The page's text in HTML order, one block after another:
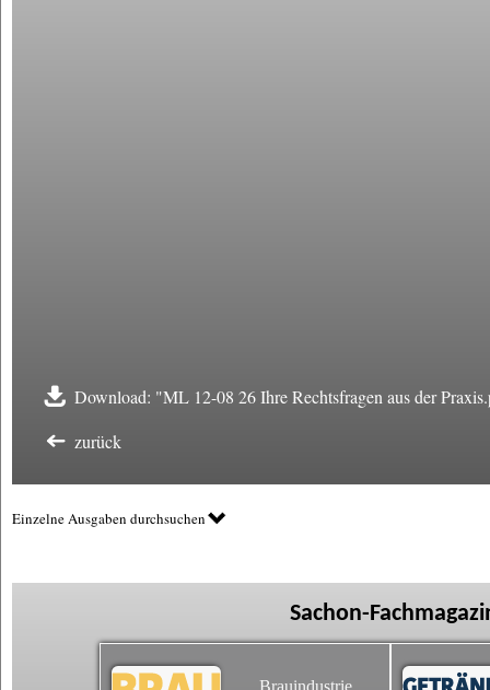
Download: "ML 12-08 26 Ihre Rechtsfragen aus der
zurück
Einzelne Ausgaben durchsuchen
Sachon-
Brauindustrie